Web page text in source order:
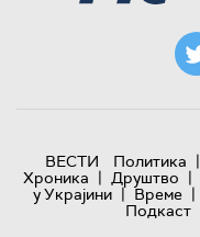
ВЕСТИ Политика |
Хроника | Друштво |
у Украјини | Време |
Подкаст